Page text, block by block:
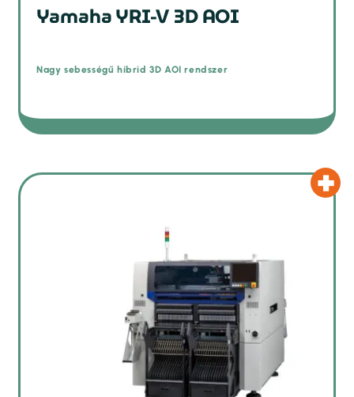
Yamaha YRI-V 3D AOI
Nagy sebességű hibrid 3D AOI rendszer